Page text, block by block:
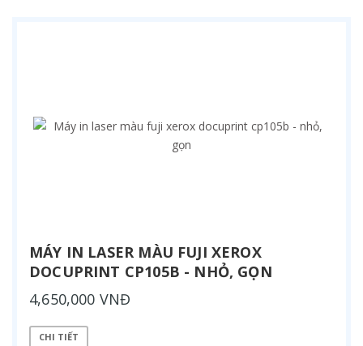
MÁY IN LASER MÀU FUJI XEROX
DOCUPRINT CP105B - NHỎ, GỌN
4,650,000 VNĐ
CHI TIẾT